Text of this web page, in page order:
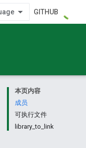
GITHUB
本页内容
成员
可执行文件
library_to_link